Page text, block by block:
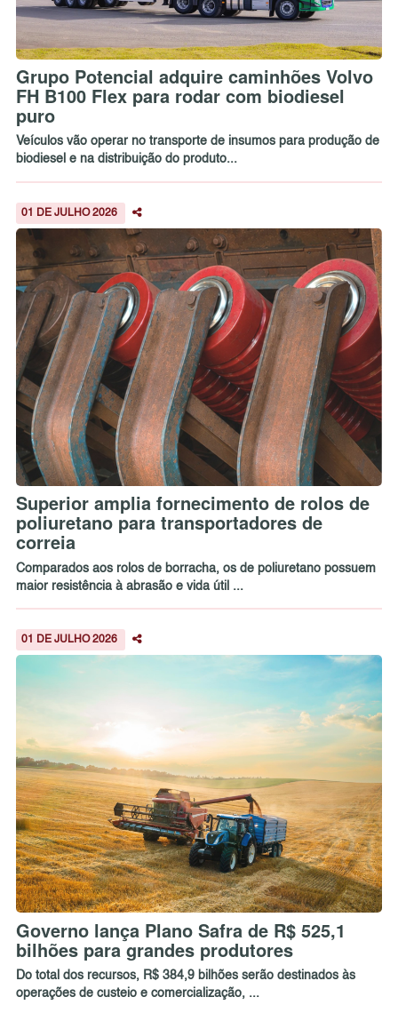
Grupo Potencial adquire caminhões Volvo
FH B100 Flex para rodar com biodiesel
puro
Veículos vão operar no transporte de insumos para produção de
biodiesel e na distribuição do produto...
01 DE JULHO 2026
Superior amplia fornecimento de rolos de
poliuretano para transportadores de
correia
Comparados aos rolos de borracha, os de poliuretano possuem
maior resistência à abrasão e vida útil ...
01 DE JULHO 2026
Governo lança Plano Safra de R$ 525,1
bilhões para grandes produtores
Do total dos recursos, R$ 384,9 bilhões serão destinados às
operações de custeio e comercialização, ...